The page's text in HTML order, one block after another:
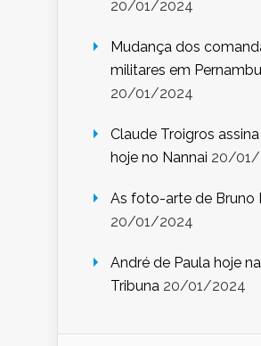
20/01/2024
Mudança dos
militares em
20/01/2024
Claude Troigros
hoje no Nannai 20/01/
As foto-arte de Bruno
20/01/2024
André de Paula hoje
Tribuna 20/01/2024